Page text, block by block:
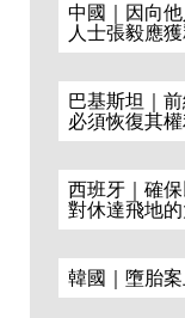
中國｜因向
人士張毅應
巴基斯坦｜
必須恢復其
西班牙｜確
對休達飛地
韓國｜墮胎